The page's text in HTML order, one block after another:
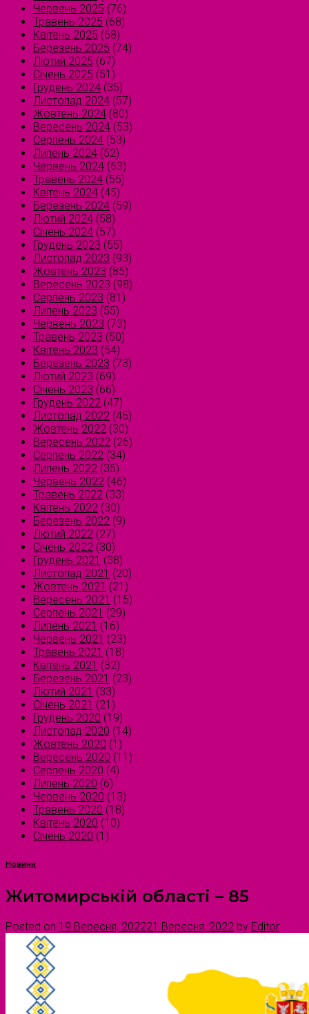
Червень 2025 (76)
Травень 2025 (68)
Квітень 2025 (68)
Березень 2025 (74)
Лютий 2025 (67)
Січень 2025 (51)
Грудень 2024 (35)
Листопад 2024 (57)
Жовтень 2024 (80)
Вересень 2024 (53)
Серпень 2024 (53)
Липень 2024 (52)
Червень 2024 (63)
Травень 2024 (55)
Квітень 2024 (45)
Березень 2024 (59)
Лютий 2024 (58)
Січень 2024 (57)
Грудень 2023 (55)
Листопад 2023 (93)
Жовтень 2023 (85)
Вересень 2023 (98)
Серпень 2023 (81)
Липень 2023 (55)
Червень 2023 (73)
Травень 2023 (50)
Квітень 2023 (54)
Березень 2023 (73)
Лютий 2023 (69)
Січень 2023 (66)
Грудень 2022 (47)
Листопад 2022 (45)
Жовтень 2022 (30)
Вересень 2022 (26)
Серпень 2022 (34)
Липень 2022 (35)
Червень 2022 (46)
Травень 2022 (33)
Квітень 2022 (30)
Березень 2022 (9)
Лютий 2022 (27)
Січень 2022 (30)
Грудень 2021 (38)
Листопад 2021 (20)
Жовтень 2021 (21)
Вересень 2021 (15)
Серпень 2021 (29)
Липень 2021 (16)
Червень 2021 (23)
Травень 2021 (18)
Квітень 2021 (32)
Березень 2021 (23)
Лютий 2021 (33)
Січень 2021 (21)
Грудень 2020 (19)
Листопад 2020 (14)
Жовтень 2020 (1)
Вересень 2020 (11)
Серпень 2020 (4)
Липень 2020 (6)
Червень 2020 (13)
Травень 2020 (18)
Квітень 2020 (10)
Січень 2020 (1)
Новини
Житомирській області – 85
Posted on 19 Вересня, 202221 Вересня, 2022 by Editor